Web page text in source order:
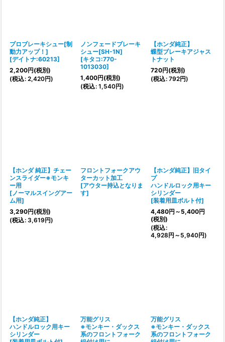
プロブレーキシュー[制
動力アップ！]
[デイトナ:60213]
2,200円(税別)
(税込: 2,420円)
ノンフェードブレーキ
シュー[SH-1N]
[キタコ:770-
1013030]
1,400円(税別)
(税込: 1,540円)
【ホンダ純正】
蝶型ブレーキアジャス
トナット
720円(税別)
(税込: 792円)
【ホンダ 純正】チェー
ンスライダー※モンキ
ー用
[ノーマルスイングアー
ム用]
3,290円(税別)
(税込: 3,619円)
フロントフォークアウ
ターカット加工
[アウター持込となりま
す]
【ホンダ純正】旧タイ
プ
ハンドルロック用キー
シリンダー
[装着用皿ボルト付]
4,480円 ～5,400円
(税別)
(税込:
4,928円 ～5,940円)
【ホンダ純正】
ハンドルロック用キー
シリンダー
万能グリス
※モンキー・ダックス
系のフロントフォーク
万能グリス
※モンキー・ダックス
系のフロントフォーク